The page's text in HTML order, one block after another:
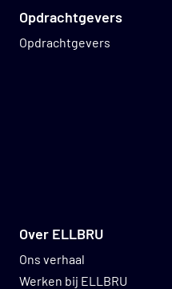
Opdrachtgevers
Opdrachtgevers
Over ELLBRU
Ons verhaal
Werken bij ELLBRU